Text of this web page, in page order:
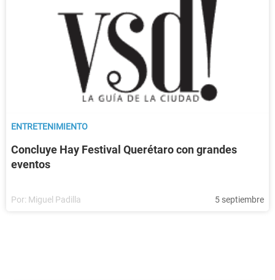
ENTRETENIMIENTO
Concluye Hay Festival Querétaro con grandes
eventos
Por: Miguel Padilla 5 septiembre